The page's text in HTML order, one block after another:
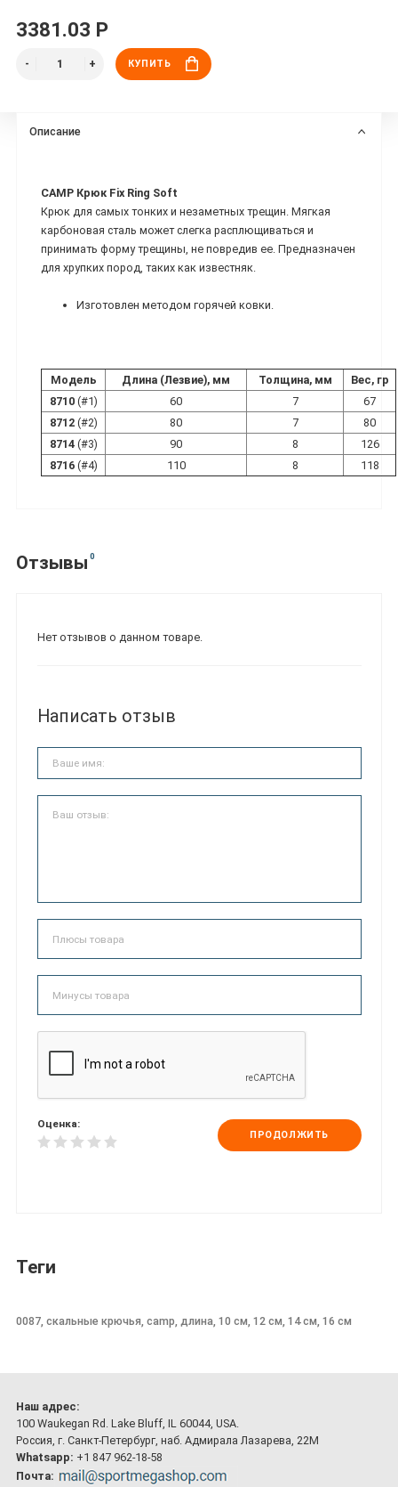
3381.03 Р
КУПИТЬ
Описание
CAMP Крюк Fix Ring Soft
Крюк для самых тонких и незаметных трещин. Мягкая
карбоновая сталь может слегка расплющиваться и
принимать форму трещины, не повредив ее. Предназначен
для хрупких пород, таких как известняк.
Изготовлен методом горячей ковки.
Модель Длина (Лезвие), мм Толщина, мм
Вес, гр
8710 (#1) 60 7
67
8712 (#2) 80 7
80
8714 (#3) 90 8
126
8716 (#4) 110 8 118
Отзывы 0
Нет отзывов о данном товаре.
Написать отзыв
Оценка:
ПРОДОЛЖИТЬ
Теги
0087, скальные крючья, camp, длина, 10 см, 12 см, 14 см, 16 см
Наш адрес:
100 Waukegan Rd. Lake Bluff, IL 60044, USA.
Россия, г. Санкт-Петербург, наб. Адмирала Лазарева, 22М
Whatsapp: +1 847 962-18-58
Почта: